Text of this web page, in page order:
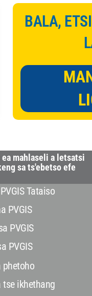
BALA,
ea mahlaseli a letsatsi
sa ts'ebetso efe
Tataiso
PVGIS
PVGIS
PVGIS
phetoho
tse ikhethang